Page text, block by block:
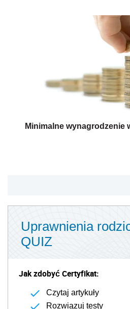
Minimalne wynagrodzenie
Uprawnienia
QUIZ
Jak zdobyć Certyfikat:
Czytaj artykuły
Rozwiązuj testy